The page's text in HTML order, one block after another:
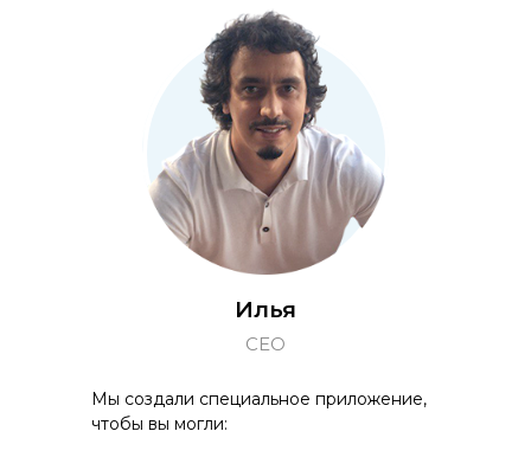
CEO
Илья
Мы создали специальное приложение,
чтобы вы могли: